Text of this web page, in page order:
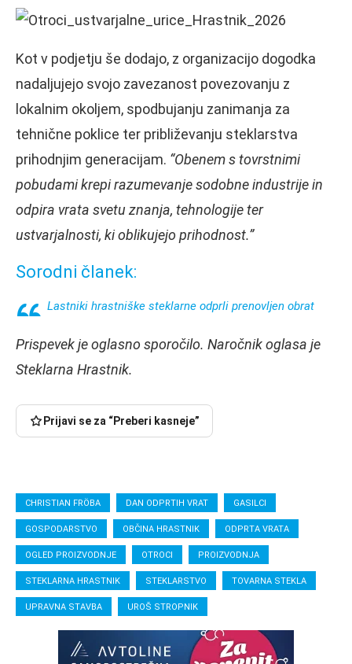
Kot v podjetju še dodajo, z organizacijo dogodka
nadaljujejo svojo zavezanost povezovanju z
lokalnim okoljem, spodbujanju zanimanja za
tehnične poklice ter približevanju steklarstva
prihodnjim generacijam. “Obenem s tovrstnimi
pobudami krepi razumevanje sodobne industrije in
odpira vrata svetu znanja, tehnologije ter
ustvarjalnosti, ki oblikujejo prihodnost.”
Sorodni članek:
Lastniki hrastniške steklarne odprli prenovljen obrat
Prispevek je oglasno sporočilo. Naročnik oglasa je
Steklarna Hrastnik.
Prijavi se za “Preberi kasneje”
CHRISTIAN FRÖBA DAN ODPRTIH VRAT GASILCI
GOSPODARSTVO OBČINA HRASTNIK ODPRTA VRATA
OGLED PROIZVODNJE OTROCI PROIZVODNJA
STEKLARNA HRASTNIK STEKLARSTVO TOVARNA STEKLA
UPRAVNA STAVBA UROŠ STROPNIK